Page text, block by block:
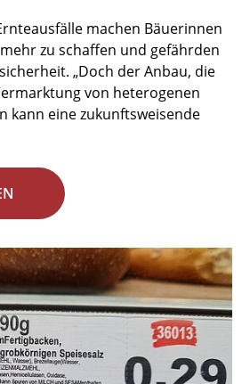
machen Bäuerinnen
zu schaffen und gefährden
„Doch der Anbau, die
von heterogenen
kann eine zukunftsweisende